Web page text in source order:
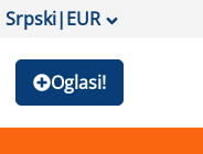
Srpski|EUR
Oglasi!